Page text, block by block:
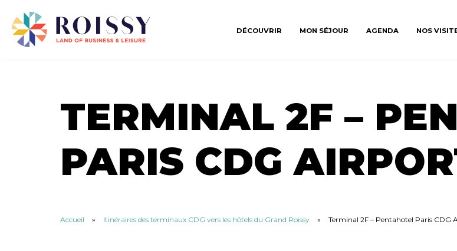
DÉCOUVRIR MON SÉJOUR AGENDA NOS
TERMINAL 2F –
PARIS CDG
Accueil » Itinéraires des terminaux CDG vers les hôtels du Grand Roissy » Terminal 2F – Pentahotel Paris CDG